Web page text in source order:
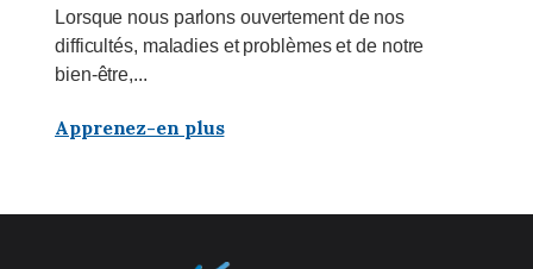
Lorsque nous parlons ouvertement de nos
difficultés, maladies et problèmes et de notre
bien-être,...
Apprenez-en plus